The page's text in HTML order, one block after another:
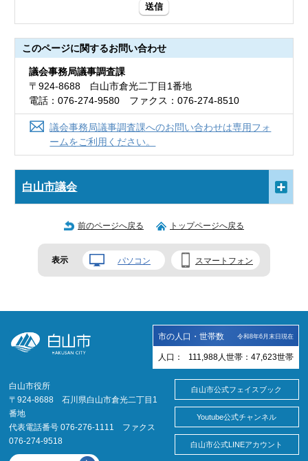
送信
このページに関するお問い合わせ
議会事務局議事調査課
〒924-8688 白山市倉光二丁目1番地
電話：076-274-9580 ファクス：076-274-8510
議会事務局議事調査課へのお問い合わせは専用フォ
ームをご利用ください。
白山市議会
前のページへ戻る トップページへ戻る
表示 パソコン スマートフォン
市の人口・世帯数 令和8年6月末日現在
人口： 111,988 人 世帯： 47,623世帯
白山市役所
〒924-8688 石川県白山市倉光二丁目1
番地
代表電話番号 076-276-1111 ファクス
076-274-9518
白山市公式フェイスブック
Youtube公式チャンネル
白山市公式LINEアカウント